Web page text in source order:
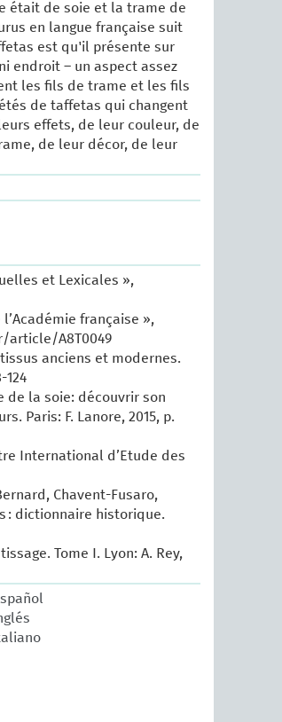
était de soie et la trame de
en langue française suit
est qu'il présente sur
endroit – un aspect assez
les fils de trame et les fils
de taffetas qui changent
effets, de leur couleur, de
de leur décor, de leur
et Lexicales »,
française »,
article/A8T0049
anciens et modernes.
124
de la soie: découvrir son
Paris: F. Lanore, 2015, p.
International d’Etude des
Chavent-Fusaro,
: dictionnaire historique.
Tome I. Lyon: A. Rey,